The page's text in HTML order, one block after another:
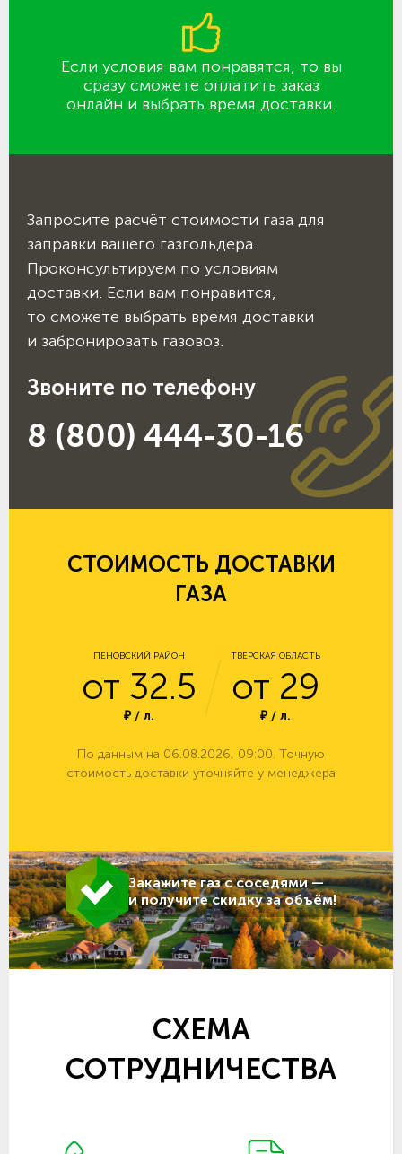
Если условия вам понравятся, то вы
сразу сможете оплатить заказ
онлайн и выбрать время доставки.
Запросите расчёт стоимости газа для
заправки вашего газгольдера.
Проконсультируем по условиям
доставки. Если вам понравится,
то сможете выбрать время доставки
и забронировать газовоз.
Звоните по телефону
8 (800) 444-30-16
СТОИМОСТЬ ДОСТАВКИ
ГАЗА
ПЕНОВСКИЙ РАЙОН
от 32.5
₽ / л.
ТВЕРСКАЯ ОБЛАСТЬ
от 29
₽ / л.
По данным на 06.08.2026, 09:00. Точную
стоимость доставки уточняйте у менеджера
Закажите газ с соседями —
и получите скидку за объём!
СХЕМА
СОТРУДНИЧЕСТВА